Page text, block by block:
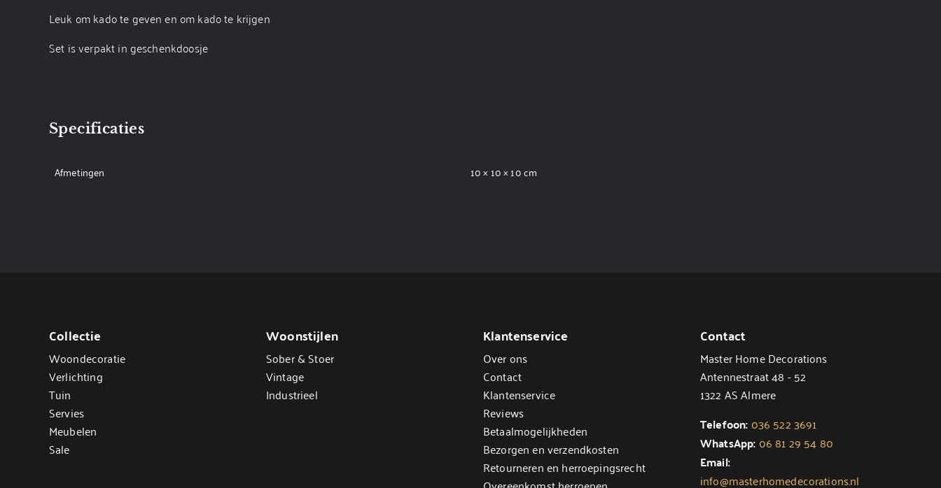
Leuk om kado te geven en om kado te krijgen
Set is verpakt in geschenkdoosje
Specificaties
Afmetingen 10 × 10 × 10 cm
Collectie
Woondecoratie
Verlichting
Tuin
Servies
Meubelen
Sale
Woonstijlen
Sober & Stoer
Vintage
Industrieel
Klantenservice
Over ons
Contact
Klantenservice
Reviews
Betaalmogelijkheden
Bezorgen en verzendkosten
Retourneren en herroepingsrecht
Contact
Master Home Decorations
Antennestraat 48 - 52
1322 AS Almere
Telefoon: 036 522 3691
WhatsApp: 06 81 29 54 80
Email:
info@masterhomedecorations.nl